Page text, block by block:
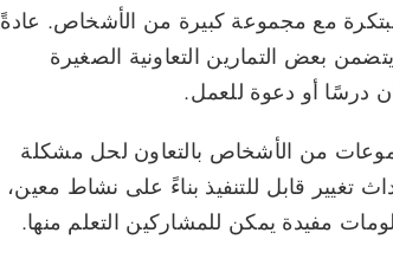
مع مجموعة كبيرة من الأشخاص. عادةً
بعض التمارين التعاونية الصغيرة
درسًا أو دعوة للعمل.
من الأشخاص بالتعاون لحل مشكلة
تغيير قابل للتنفيذ بناءً على نشاط معين،
مفيدة يمكن للمشاركين التعلم منها.